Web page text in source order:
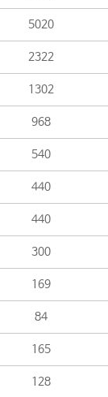
5020
2322
1302
968
540
440
440
300
169
84
165
128